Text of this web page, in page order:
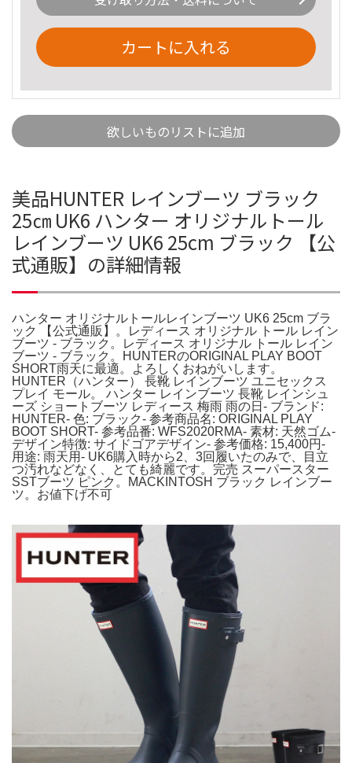
カートに入れる
欲しいものリストに追加
美品HUNTER レインブーツ ブラック
25㎝ UK6 ハンター オリジナルトール
レインブーツ UK6 25cm ブラック 【公
式通販】の詳細情報
ハンター オリジナルトールレインブーツ UK6 25cm ブラ
ック 【公式通販】。レディース オリジナル トール レイン
ブーツ - ブラック。レディース オリジナル トール レイン
ブーツ - ブラック。HUNTERのORIGINAL PLAY BOOT
SHORT雨天に最適。よろしくおねがいします。
HUNTER（ハンター） 長靴 レインブーツ ユニセックス
プレイ モール。 ハンター レインブーツ 長靴 レインシュ
ーズ ショートブーツ レディース 梅雨 雨の日- ブランド:
HUNTER- 色: ブラック- 参考商品名: ORIGINAL PLAY
BOOT SHORT- 参考品番: WFS2020RMA- 素材: 天然ゴム-
デザイン特徴: サイドゴアデザイン- 参考価格: 15,400円-
用途: 雨天用- UK6購入時から2、3回履いたのみで、目立
つ汚れなどなく、とても綺麗です。完売 スーパースター
SSTブーツ ピンク。MACKINTOSH ブラック レインブー
ツ。お値下げ不可